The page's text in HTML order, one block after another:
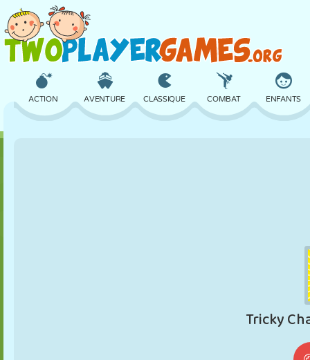
ACTION AVENTURE CLASSIQUE COMBAT ENFANTS
ROBOT